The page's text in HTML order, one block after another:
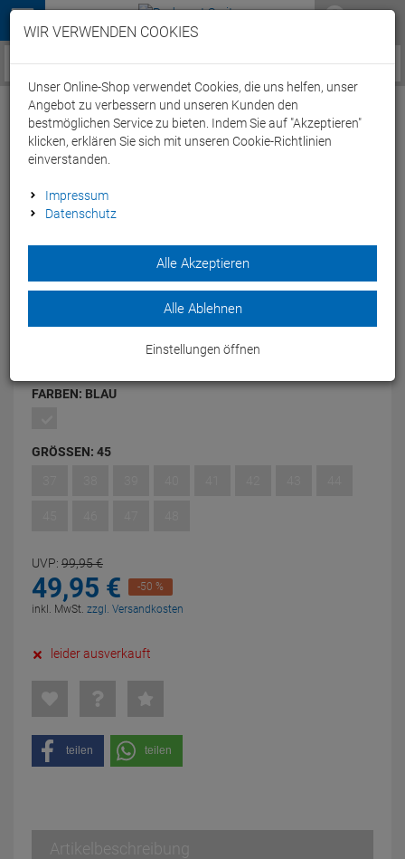
Menü
Service / Hilfe
Shimano SH-MT44 Mountain Touring
Schuh - 45 blau
Der Shimano SH-MT44 Mountain Touring Radschuh
kombiniert die hervorragenden Geheigenschaften leichter
FARBEN: BLAU
GRÖSSEN: 45
UVP: 99,95€
49,95 €
-50 %
inkl. MwSt. zzgl. Versandkosten
leider ausverkauft
teilen teilen
Artikelbeschreibung
WIR VERWENDEN COOKIES
Unser Online-Shop verwendet Cookies, die uns helfen, unser
Angebot zu verbessern und unseren Kunden den
bestmöglichen Service zu bieten. Indem Sie auf "Akzeptieren"
klicken, erklären Sie sich mit unseren Cookie-Richtlinien
einverstanden.
Impressum
Datenschutz
Alle Akzeptieren
Alle Ablehnen
Einstellungen öffnen